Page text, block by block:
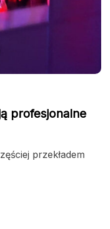
profesjonalne
przekładem